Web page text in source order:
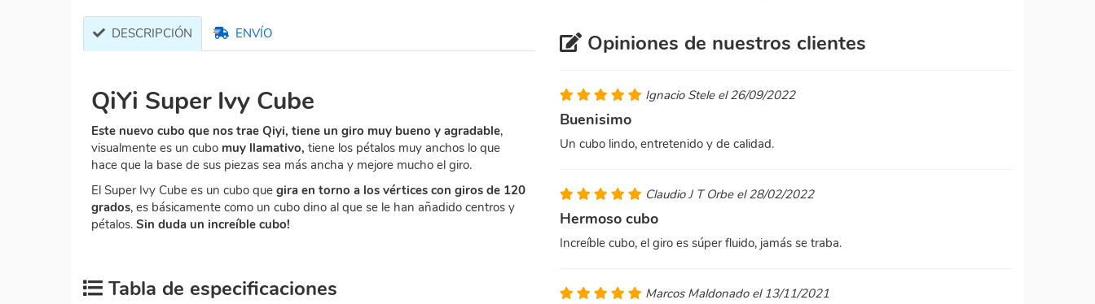
DESCRIPCIÓN ENVÍO
QiYi Super Ivy Cube
Este nuevo cubo que nos trae Qiyi, tiene un giro muy bueno y agradable,
visualmente es un cubo muy llamativo, tiene los pétalos muy anchos lo que
hace que la base de sus piezas sea más ancha y mejore mucho el giro.
El Super Ivy Cube es un cubo que gira en torno a los vértices con giros de 120
grados, es básicamente como un cubo dino al que se le han añadido centros y
pétalos. Sin duda un increíble cubo!
Tabla de especificaciones
Opiniones de nuestros clientes
Ignacio Stele el 26/09/2022
Buenisimo
Un cubo lindo, entretenido y de calidad.
Claudio J T Orbe el 28/02/2022
Hermoso cubo
Increíble cubo, el giro es súper fluido, jamás se traba.
Marcos Maldonado el 13/11/2021